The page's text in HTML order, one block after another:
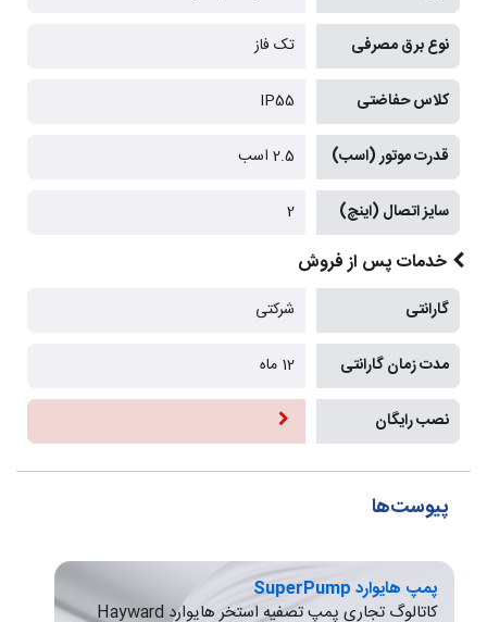
نوع برق مصرفی تک فاز
کلاس حفاضتی IP55
قدرت موتور (اسب) 2.5 اسب
سایز اتصال (اینچ) 2
خدمات پس از فروش
گارانتی شرکتی
مدت زمان گارانتی 12 ماه
نصب رایگان
پیوست‌ها
پمپ هایوارد SuperPump
کاتالوگ تجاری پمپ تصفیه استخر هایوارد Hayward